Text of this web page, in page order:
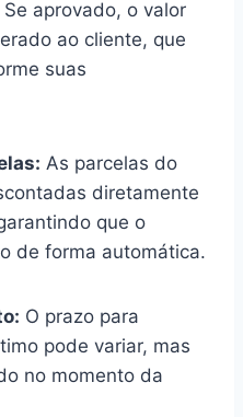
Se aprovado, o valor
ao cliente, que
suas
As parcelas do
diretamente
que o
de forma automática.
O prazo para
pode variar, mas
no momento da